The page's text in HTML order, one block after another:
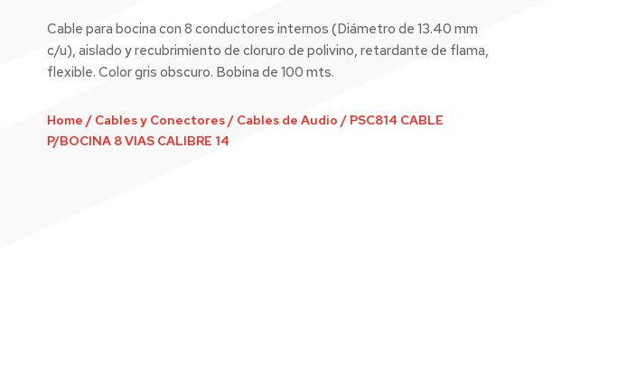
Cable para bocina con 8 conductores internos (Diámetro de 13.40 mm
c/u), aislado y recubrimiento de cloruro de polivino, retardante de flama,
flexible. Color gris obscuro. Bobina de 100 mts.
Home / Cables y Conectores/ Cables de Audio / PSC814 CABLE
P/BOCINA 8 VIAS CALIBRE 14